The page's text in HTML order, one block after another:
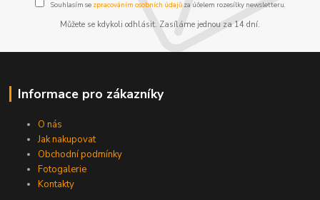
Souhlasím se zpracováním osobních údajůza účelem rozesílky newsletteru.
Můžete se kdykoli odhlásit. Zasíláme jednou za 14 dní.
Informace pro zákazníky
O nás
Jak nakupovat
Obchodní podmínky
Fotogalerie
Kontakty